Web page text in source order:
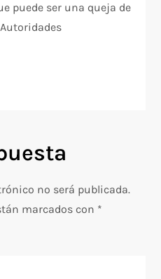
puede ser una queja de
no será publicada.
marcados con *